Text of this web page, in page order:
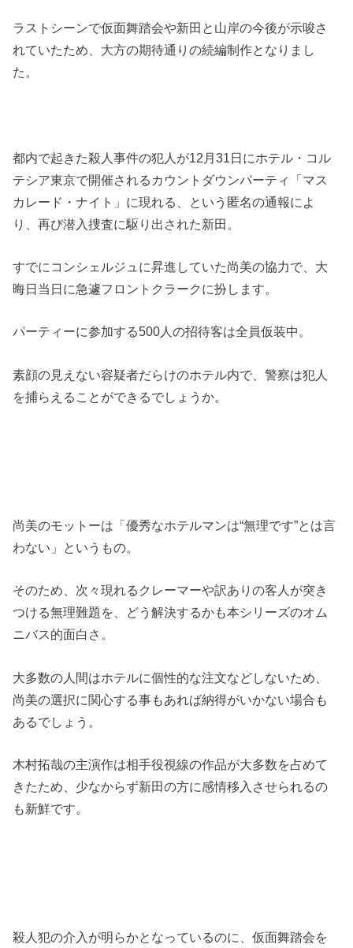
ラストシーンで仮面舞踏会や新田と山岸の今後が示唆さ
れていたため、大方の期待通りの続編制作となりまし
た。
都内で起きた殺人事件の犯人が12月31日にホテル・コル
テシア東京で開催されるカウントダウンパーティ「マス
カレード・ナイト」に現れる、という匿名の通報によ
り、再び潜入捜査に駆り出された新田。
すでにコンシェルジュに昇進していた尚美の協力で、大
晦日当日に急遽フロントクラークに扮します。
パーティーに参加する500人の招待客は全員仮装中。
素顔の見えない容疑者だらけのホテル内で、警察は犯人
を捕らえることができるでしょうか。
尚美のモットーは「優秀なホテルマンは“無理です”とは言
わない」というもの。
そのため、次々現れるクレーマーや訳ありの客人が突き
つける無理難題を、どう解決するかも本シリーズのオム
ニバス的面白さ。
大多数の人間はホテルに個性的な注文などしないため、
尚美の選択に関心する事もあれば納得がいかない場合も
あるでしょう。
木村拓哉の主演作は相手役視線の作品が大多数を占めて
きたため、少なからず新田の方に感情移入させられるの
も新鮮です。
殺人犯の介入が明らかとなっているのに、仮面舞踏会を